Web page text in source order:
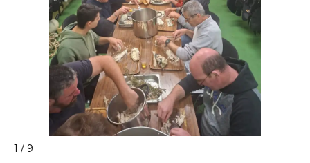
1 / 9